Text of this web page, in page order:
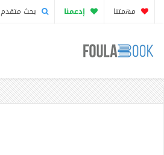
مهمتنا إدعمنا بحث متقدم